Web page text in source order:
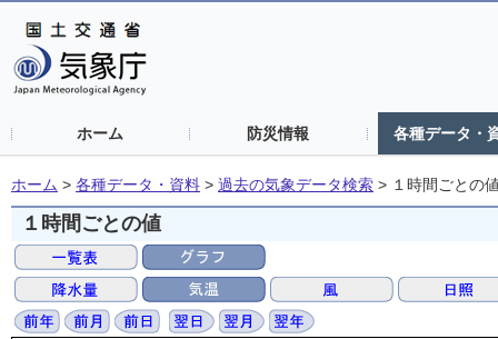
ホーム 防災情報 各種データ・
ホーム > 各種データ・資料 > 過去の気象データ検索 > １時間ごとの
１時間ごとの値